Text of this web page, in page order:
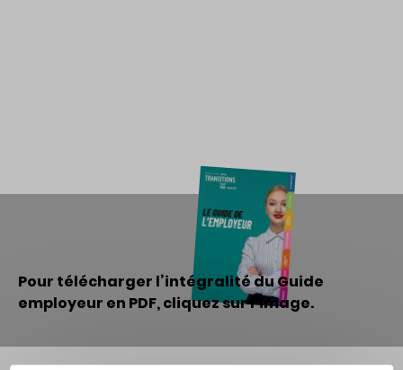
Pour télécharger l’intégralité du Guide
employeur en PDF, cliquez sur l’image.